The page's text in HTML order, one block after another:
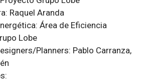
Raquel Aranda
Área de Eficiencia
Lobe
Planners: Pablo Carranza,